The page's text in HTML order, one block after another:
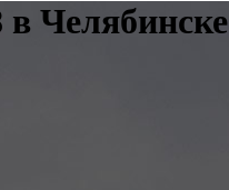
в Челябинске